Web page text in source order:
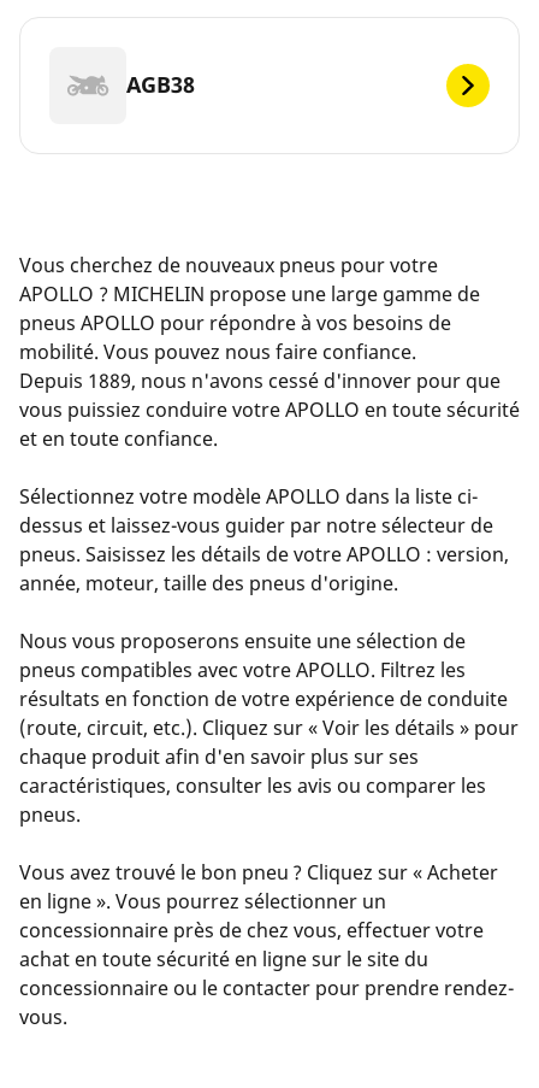
AGB38
Vous cherchez de nouveaux pneus pour votre
APOLLO ? MICHELIN propose une large gamme de
pneus APOLLO pour répondre à vos besoins de
mobilité. Vous pouvez nous faire confiance.
Depuis 1889, nous n'avons cessé d'innover pour que
vous puissiez conduire votre APOLLO en toute sécurité
et en toute confiance.
Sélectionnez votre modèle APOLLO dans la liste ci-
dessus et laissez-vous guider par notre sélecteur de
pneus. Saisissez les détails de votre APOLLO : version,
année, moteur, taille des pneus d'origine.
Nous vous proposerons ensuite une sélection de
pneus compatibles avec votre APOLLO. Filtrez les
résultats en fonction de votre expérience de conduite
(route, circuit, etc.). Cliquez sur « Voir les détails » pour
chaque produit afin d'en savoir plus sur ses
caractéristiques, consulter les avis ou comparer les
pneus.
Vous avez trouvé le bon pneu ? Cliquez sur « Acheter
en ligne ». Vous pourrez sélectionner un
concessionnaire près de chez vous, effectuer votre
achat en toute sécurité en ligne sur le site du
concessionnaire ou le contacter pour prendre rendez-
vous.